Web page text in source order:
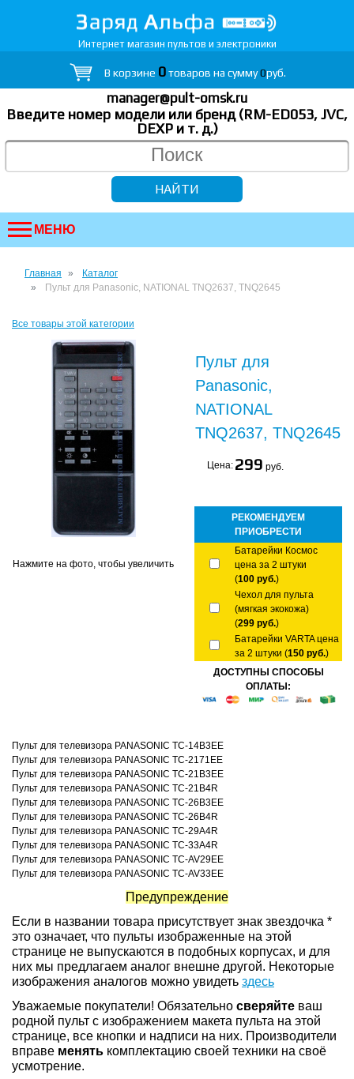
Интернет магазин пультов и электроники
В корзине 0товаров на сумму0руб.
manager@pult-omsk.ru
Введите номер модели или бренд (RM-ED053, JVC,
DEXP и т. д.)
МЕНЮ
Главная
Каталог
Пульт для Panasonic, NATIONAL TNQ2637, TNQ2645
Все товары этой категории
Нажмите на фото, чтобы увеличить
Пульт для
Panasonic,
NATIONAL
TNQ2637, TNQ2645
Цена: 299 руб.
РЕКОМЕНДУЕМ
ПРИОБРЕСТИ
Батарейки Космос
цена за 2 штуки
(100 руб.)
Чехол для пульта
(мягкая экокожа)
(299 руб.)
Батарейки VARTA цена
за 2 штуки (150 руб.)
ДОСТУПНЫ СПОСОБЫ
ОПЛАТЫ:
Пульт для телевизора PANASONIC TC-14B3EE
Пульт для телевизора PANASONIC TC-2171EE
Пульт для телевизора PANASONIC TC-21B3EE
Пульт для телевизора PANASONIC TC-21B4R
Пульт для телевизора PANASONIC TC-26B3EE
Пульт для телевизора PANASONIC TC-26B4R
Пульт для телевизора PANASONIC TC-29A4R
Пульт для телевизора PANASONIC TC-33A4R
Пульт для телевизора PANASONIC TC-AV29EE
Пульт для телевизора PANASONIC TC-AV33EE
Предупреждение
Если в названии товара присутствует знак звездочка *
это означает, что пульты изображенные на этой
странице не выпускаются в подобных корпусах, и для
них мы предлагаем аналог внешне другой. Некоторые
изображения аналогов можно увидеть здесь
Уважаемые покупатели! Обязательно сверяйте ваш
родной пульт с изображением макета пульта на этой
странице, все кнопки и надписи на них. Производители
вправе менять комплектацию своей техники на своё
усмотрение.